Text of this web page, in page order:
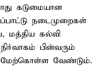
கடுமையான
நடைமுறைகள்
மத்திய கல்வி
நிர்வாகம் பின்வரும்
மேற்கொள்ள வேண்டும்.